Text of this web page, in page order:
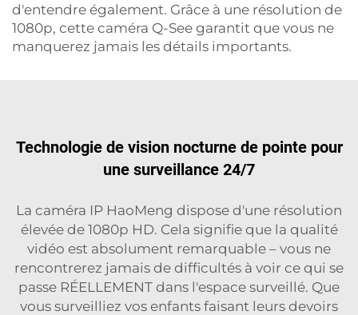
d'entendre également. Grâce à une résolution de
1080p, cette caméra Q-See garantit que vous ne
manquerez jamais les détails importants.
Technologie de vision nocturne de pointe pour
une surveillance 24/7
La caméra IP HaoMeng dispose d'une résolution
élevée de 1080p HD. Cela signifie que la qualité
vidéo est absolument remarquable – vous ne
rencontrerez jamais de difficultés à voir ce qui se
passe RÉELLEMENT dans l'espace surveillé. Que
vous surveilliez vos enfants faisant leurs devoirs